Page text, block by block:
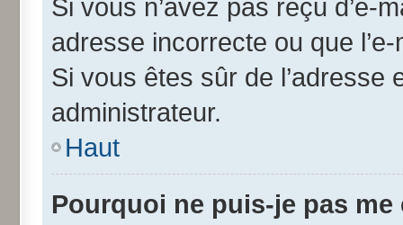
Si vous n’avez pas reçu d’e-
adresse incorrecte ou que
Si vous êtes sûr de l’adresse
administrateur.
Haut
Pourquoi ne puis-je pas